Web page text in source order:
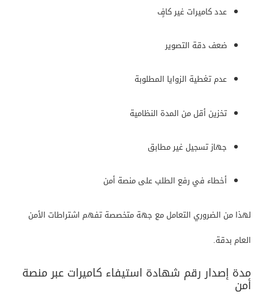
عدد كاميرات غير كافٍ
ضعف دقة التصوير
عدم تغطية الزوايا المطلوبة
تخزين أقل من المدة النظامية
جهاز تسجيل غير مطابق
أخطاء في رفع الطلب على منصة أمن
لهذا من الضروري التعامل مع جهة متخصصة تفهم اشتراطات الأمن
العام بدقة.
مدة إصدار رقم شهادة استيفاء كاميرات عبر منصة
أمن